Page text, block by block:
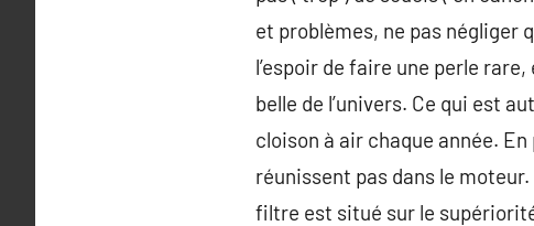
et problèmes, ne pas négliger
l’espoir de faire une perle
belle de l’univers. Ce qui est
cloison à air chaque année. En
réunissent pas dans le
filtre est situé sur le